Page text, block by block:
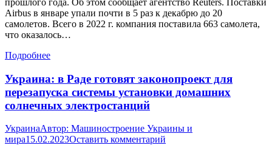
прошлого года. Об этом сообщает агентство Reuters. Поставки
Airbus в январе упали почти в 5 раз к декабрю до 20
самолетов. Всего в 2022 г. компания поставила 663 самолета,
что оказалось…
Подробнее
Украина: в Раде готовят законопроект для
перезапуска системы установки домашних
солнечных электростанций
УкраинаАвтор: Машиностроение Украины и
мира15.02.2023Оставить комментарий